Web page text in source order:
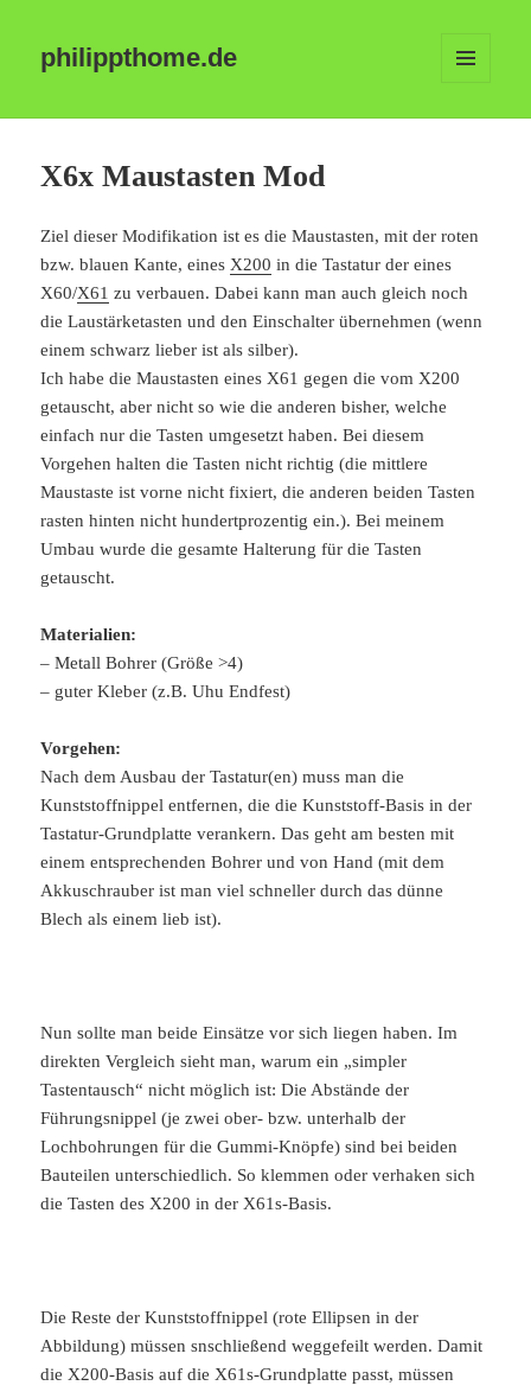
philippthome.de
WIDGETS
X6x Maustasten Mod
Ziel dieser Modifikation ist es die Maustasten, mit der roten
bzw. blauen Kante, einesX200 in die Tastatur der eines
X60/X61 zu verbauen. Dabei kann man auch gleich noch
die Laustärketasten und den Einschalter übernehmen (wenn
einem schwarz lieber ist als silber).
Ich habe die Maustasten eines X61 gegen die vom X200
getauscht, aber nicht so wie die anderen bisher, welche
einfach nur die Tasten umgesetzt haben. Bei diesem
Vorgehen halten die Tasten nicht richtig (die mittlere
Maustaste ist vorne nicht fixiert, die anderen beiden Tasten
rasten hinten nicht hundertprozentig ein.). Bei meinem
Umbau wurde die gesamte Halterung für die Tasten
getauscht.
Materialien:
– Metall Bohrer (Größe >4)
– guter Kleber (z.B. Uhu Endfest)
Vorgehen:
Nach dem Ausbau der Tastatur(en) muss man die
Kunststoffnippel entfernen, die die Kunststoff-Basis in der
Tastatur-Grundplatte verankern. Das geht am besten mit
einem entsprechenden Bohrer und von Hand (mit dem
Akkuschrauber ist man viel schneller durch das dünne
Blech als einem lieb ist).
Nun sollte man beide Einsätze vor sich liegen haben. Im
direkten Vergleich sieht man, warum ein „simpler
Tastentausch“ nicht möglich ist: Die Abstände der
Führungsnippel (je zwei ober- bzw. unterhalb der
Lochbohrungen für die Gummi-Knöpfe) sind bei beiden
Bauteilen unterschiedlich. So klemmen oder verhaken sich
die Tasten des X200 in der X61s-Basis.
Die Reste der Kunststoffnippel (rote Ellipsen in der
Abbildung) müssen snschließend weggefeilt werden. Damit
die X200-Basis auf die X61s-Grundplatte passt, müssen